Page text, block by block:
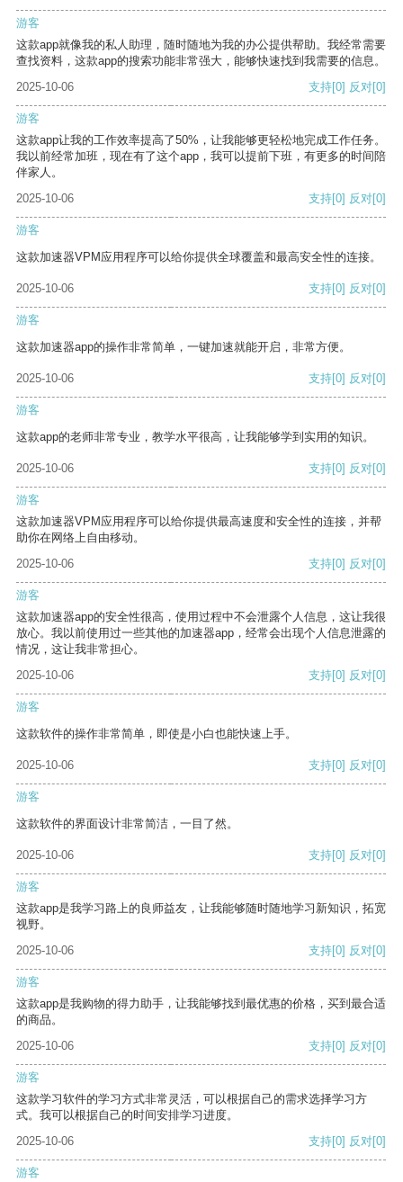
游客
这款app就像我的私人助理，随时随地为我的办公提供帮助。我经常需要
查找资料，这款app的搜索功能非常强大，能够快速找到我需要的信息。
2025-10-06
支持[0] 反对[0]
游客
这款app让我的工作效率提高了50%，让我能够更轻松地完成工作任务。
我以前经常加班，现在有了这个app，我可以提前下班，有更多的时间陪
伴家人。
2025-10-06
支持[0] 反对[0]
游客
这款加速器VPM应用程序可以给你提供全球覆盖和最高安全性的连接。
2025-10-06 支持[0] 反对[0]
游客
这款加速器app的操作非常简单，一键加速就能开启，非常方便。
2025-10-06 支持[0] 反对[0]
游客
这款app的老师非常专业，教学水平很高，让我能够学到实用的知识。
2025-10-06 支持[0] 反对[0]
游客
这款加速器VPM应用程序可以给你提供最高速度和安全性的连接，并帮
助你在网络上自由移动。
2025-10-06
支持[0] 反对[0]
游客
这款加速器app的安全性很高，使用过程中不会泄露个人信息，这让我很
放心。我以前使用过一些其他的加速器app，经常会出现个人信息泄露的
情况，这让我非常担心。
2025-10-06
支持[0] 反对[0]
游客
这款软件的操作非常简单，即使是小白也能快速上手。
2025-10-06 支持[0] 反对[0]
游客
这款软件的界面设计非常简洁，一目了然。
2025-10-06 支持[0] 反对[0]
游客
这款app是我学习路上的良师益友，让我能够随时随地学习新知识，拓宽
视野。
2025-10-06
支持[0] 反对[0]
游客
这款app是我购物的得力助手，让我能够找到最优惠的价格，买到最合适
的商品。
2025-10-06
支持[0] 反对[0]
游客
这款学习软件的学习方式非常灵活，可以根据自己的需求选择学习方
式。我可以根据自己的时间安排学习进度。
2025-10-06
支持[0] 反对[0]
游客